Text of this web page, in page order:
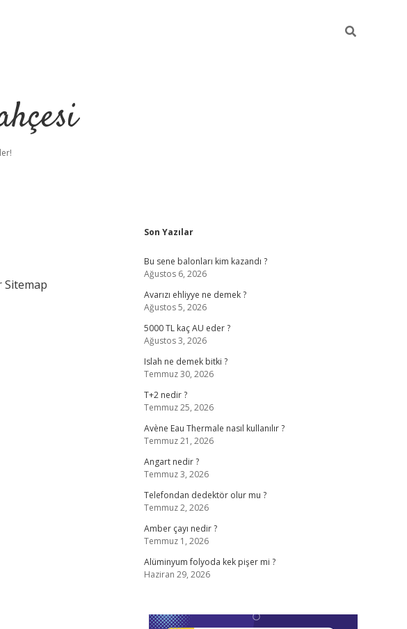
Sitemap
Sidebar
Son Yazılar
Bu sene balonları kim kazandı ?
Ağustos 6, 2026
Avarızı ehliyye ne demek ?
Ağustos 5, 2026
5000 TL kaç AU eder ?
Ağustos 3, 2026
Islah ne demek bitki ?
Temmuz 30, 2026
T+2 nedir ?
Temmuz 25, 2026
Avène Eau Thermale nasıl kullanılır ?
Temmuz 21, 2026
Angart nedir ?
Temmuz 3, 2026
Telefondan dedektör olur mu ?
Temmuz 2, 2026
Amber çayı nedir ?
Temmuz 1, 2026
Alüminyum folyoda kek pişer mi ?
Haziran 29, 2026